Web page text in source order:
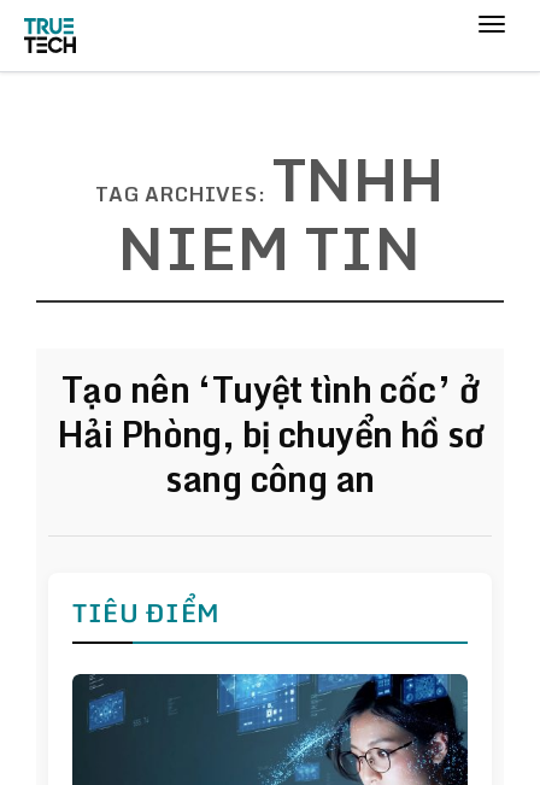
TAG ARCHIVES: TNHH
NIEM TIN
Tạo nên ‘Tuyệt tình cốc’ ở
Hải Phòng, bị chuyển hồ sơ
sang công an
TIÊU ĐIỂM